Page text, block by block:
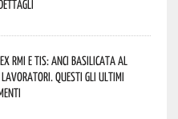
RMI e TIS: ANCI Basilicata al
lavoratori. Questi gli ultimi